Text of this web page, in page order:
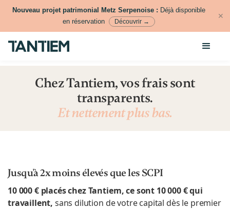
Nouveau projet patrimonial Metz Serpenoise : Déjà disponible
en réservation
Découvrir →
✕
Chez Tantiem, vos frais sont
transparents.
Et nettement plus bas.
Jusqu'à 2x moins élevés que les SCPI
10 000 € placés chez Tantiem, ce sont 10 000 € qui
travaillent, sans dilution de votre capital dès le premier